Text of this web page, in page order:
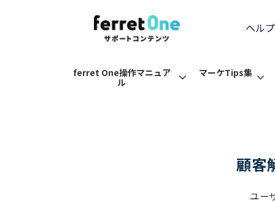
ヘル
ferret One操作マニュア
ル
マーケTips集
顧客
ユー